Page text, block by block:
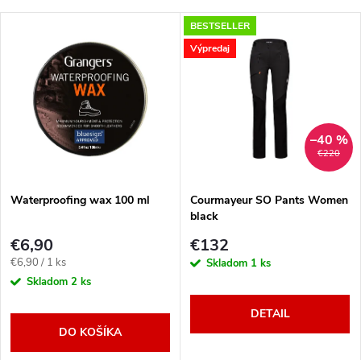
Waterproofing wax 100 ml
€6,90
Jednotková
cena:
€6,90 / 1 ks
Skladom 2 ks
DO KOŠÍKA
BESTSELLER
Výpredaj
€220
–40 %
Courmayeur SO Pants Women
black
€132
Skladom 1 ks
DETAIL